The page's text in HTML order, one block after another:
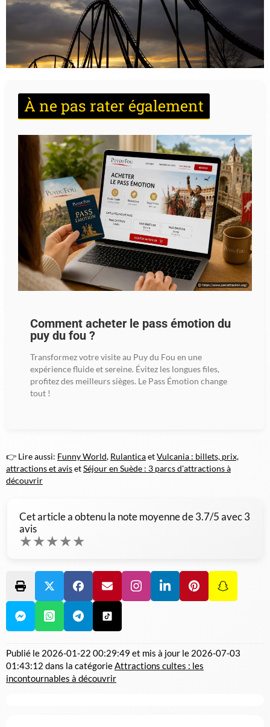
À ne pas rater également
Comment acheter le pass émotion du
puy du fou ?
Transformez votre visite au Puy du Fou en une
expérience fluide et sereine. Évitez les longues files,
profitez des meilleurs sièges. Le Pass Émotion change
tout !
👉 Lire aussi: Funny World, RulanticaetVulcania : billets, prix,
attractions et avisetSéjour en Suède : 3 parcs d'attractions à
découvrir
Cet article a obtenu la note moyenne de3.7/5 avec3
avis
★★★★★
Publié le 2026-01-22 00:29:49 et mis à jour le 2026-07-03
01:43:12 dans la catégorieAttractions cultes : les
incontournables à découvrir